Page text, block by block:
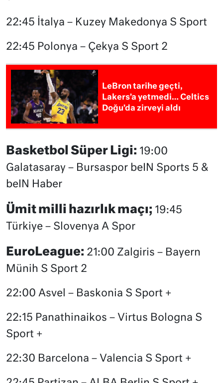
22:45 İtalya – Kuzey Makedonya S Sport
22:45 Polonya – Çekya S Sport 2
LeBron tarihe geçti,
Lakers’a yetmedi… Celtics
Doğu’da zirveyi aldı
Basketbol Süper Ligi: 19:00
Galatasaray – Bursaspor beIN Sports 5 &
beIN Haber
Ümit milli hazırlık maçı; 19:45
Türkiye – Slovenya A Spor
EuroLeague: 21:00 Zalgiris – Bayern
Münih S Sport 2
22:00 Asvel – Baskonia S Sport +
22:15 Panathinaikos – Virtus Bologna S
Sport +
22:30 Barcelona – Valencia S Sport +